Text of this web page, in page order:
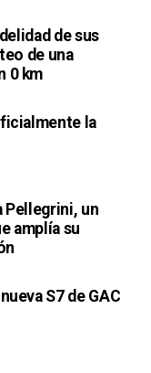
de sus
de una
0 km
la
Pellegrini, un
amplía su
S7 de GAC